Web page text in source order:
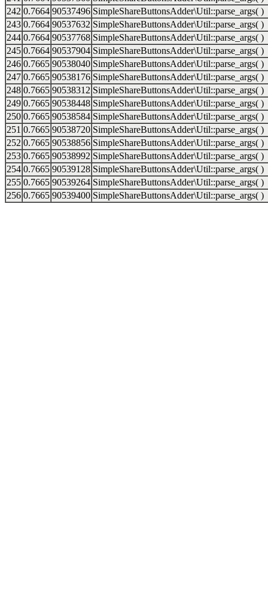
242 0.7664 90537496 SimpleShareButtonsAdder\Util::parse_args( )
243 0.7664 90537632 SimpleShareButtonsAdder\Util::parse_args( )
244 0.7664 90537768 SimpleShareButtonsAdder\Util::parse_args( )
245 0.7664 90537904 SimpleShareButtonsAdder\Util::parse_args( )
246 0.7665 90538040 SimpleShareButtonsAdder\Util::parse_args( )
247 0.7665 90538176 SimpleShareButtonsAdder\Util::parse_args( )
248 0.7665 90538312 SimpleShareButtonsAdder\Util::parse_args( )
249 0.7665 90538448 SimpleShareButtonsAdder\Util::parse_args( )
250 0.7665 90538584 SimpleShareButtonsAdder\Util::parse_args( )
251 0.7665 90538720 SimpleShareButtonsAdder\Util::parse_args( )
252 0.7665 90538856 SimpleShareButtonsAdder\Util::parse_args( )
253 0.7665 90538992 SimpleShareButtonsAdder\Util::parse_args( )
254 0.7665 90539128 SimpleShareButtonsAdder\Util::parse_args( )
255 0.7665 90539264 SimpleShareButtonsAdder\Util::parse_args( )
256 0.7665 90539400 SimpleShareButtonsAdder\Util::parse_args( )